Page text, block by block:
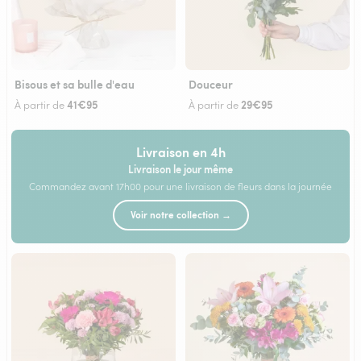
Bisous et sa bulle d'eau
À partir de41€95
Douceur
À partir de29€95
Livraison en 4h
Livraison le jour même
Commandez avant 17h00 pour une livraison de fleurs dans la journée
Voir notre collection →